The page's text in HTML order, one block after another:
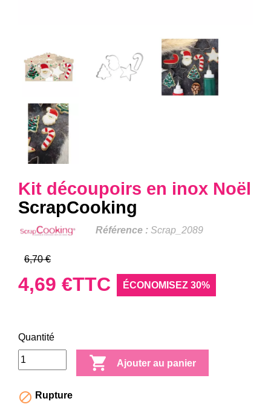
Kit découpoirs en inox Noël
ScrapCooking
Référence : Scrap_2089
6,70 €
4,69 €TTC ÉCONOMISEZ 30%
Quantité
 Ajouter au panier
 Rupture